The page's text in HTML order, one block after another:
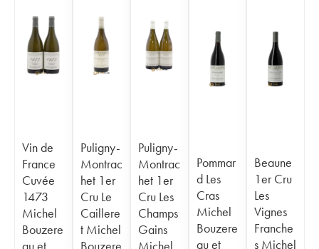
Vin de
France
Cuvée
1473
Michel
Bouzere
au et
Puligny-
Montrac
het 1er
Cru Le
Caillere
t Michel
Bouzere
Puligny-
Montrac
het 1er
Cru Les
Champs
Gains
Michel
Pommar
d Les
Cras
Michel
Bouzere
au et
Beaune
1er Cru
Les
Vignes
Franche
s Michel